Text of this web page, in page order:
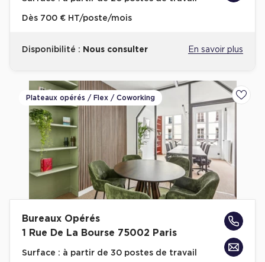
Dès 700 € HT/poste/mois
Disponibilité : Nous consulter En savoir plus
Plateaux opérés / Flex / Coworking
Bureaux Opérés
1 Rue De La Bourse 75002 Paris
Surface : à partir de 30 postes de travail